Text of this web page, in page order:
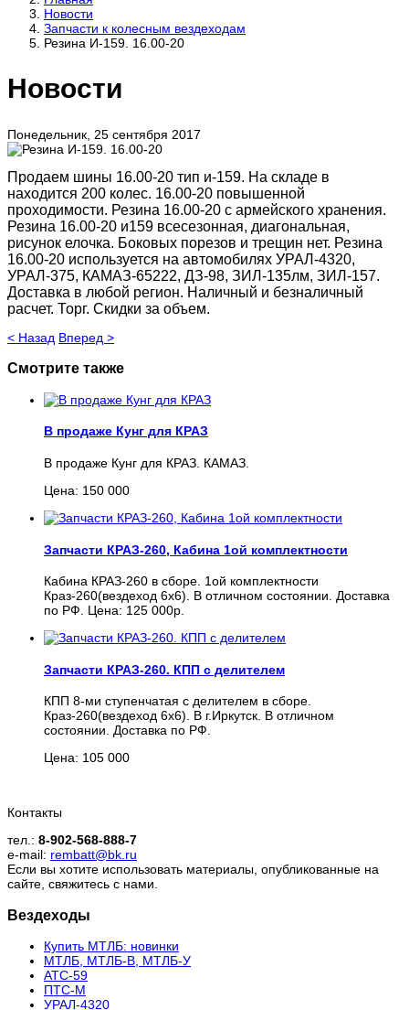
Новости
Запчасти к колесным вездеходам
Резина И-159. 16.00-20
Новости
Понедельник, 25 сентября 2017
Продаем шины 16.00-20 тип и-159. На складе в
находится 200 колес. 16.00-20 повышенной
проходимости. Резина 16.00-20 с армейского хранения.
Резина 16.00-20 и159 всесезонная, диагональная,
рисунок елочка. Боковых порезов и трещин нет. Резина
16.00-20 используется на автомобилях УРАЛ-4320,
УРАЛ-375, КАМАЗ-65222, ДЗ-98, ЗИЛ-135лм, ЗИЛ-157.
Доставка в любой регион. Наличный и безналичный
расчет. Торг. Скидки за объем.
< Назад Вперед >
Смотрите также
В продаже Кунг для КРАЗ
В продаже Кунг для КРАЗ. КАМАЗ.
Цена: 150 000
Запчасти КРАЗ-260, Кабина 1ой комплектности
Кабина КРАЗ-260 в сборе. 1ой комплектности
Краз-260(вездеход 6х6). В отличном состоянии. Доставка
по РФ. Цена: 125 000р.
Запчасти КРАЗ-260. КПП с делителем
КПП 8-ми ступенчатая с делителем в сборе.
Краз-260(вездеход 6х6). В г.Иркутск. В отличном
состоянии. Доставка по РФ.
Цена: 105 000
Контакты
тел.: 8-902-568-888-7
e-mail: rembatt@bk.ru
Если вы хотите использовать материалы, опубликованные на
сайте, свяжитесь с нами.
Вездеходы
Купить МТЛБ: новинки
МТЛБ, МТЛБ-В, МТЛБ-У
АТС-59
ПТС-М
УРАЛ-4320